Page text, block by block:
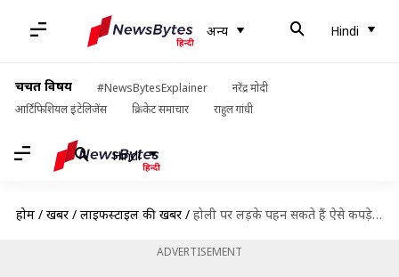
अन्य Hindi
चर्चित विषय #NewsBytesExplainer
नरेंद्र मोदी
आर्टिफिशियल इंटेलिजेंस
क्रिकेट समाचार राहुल गांधी
Hindi
होम / खबरें / लाइफस्टाइल की खबरें / होली पर लड़के पहन सकते हैं ऐसे कपड़े, आराम के साथ-साथ मिलेगा स्टाइलिश लुक
ADVERTISEMENT